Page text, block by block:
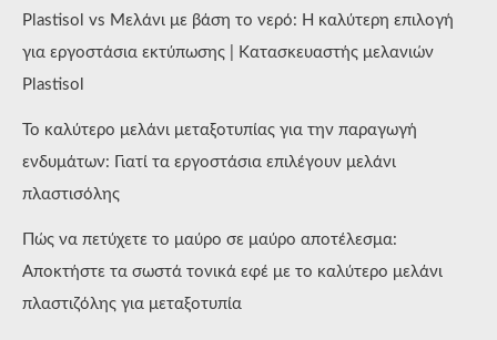
Plastisol vs Μελάνι με βάση το νερό: Η καλύτερη επιλογή
για εργοστάσια εκτύπωσης | Κατασκευαστής μελανιών
Plastisol
Το καλύτερο μελάνι μεταξοτυπίας για την παραγωγή
ενδυμάτων: Γιατί τα εργοστάσια επιλέγουν μελάνι
πλαστισόλης
Πώς να πετύχετε το μαύρο σε μαύρο αποτέλεσμα:
Αποκτήστε τα σωστά τονικά εφέ με το καλύτερο μελάνι
πλαστιζόλης για μεταξοτυπία